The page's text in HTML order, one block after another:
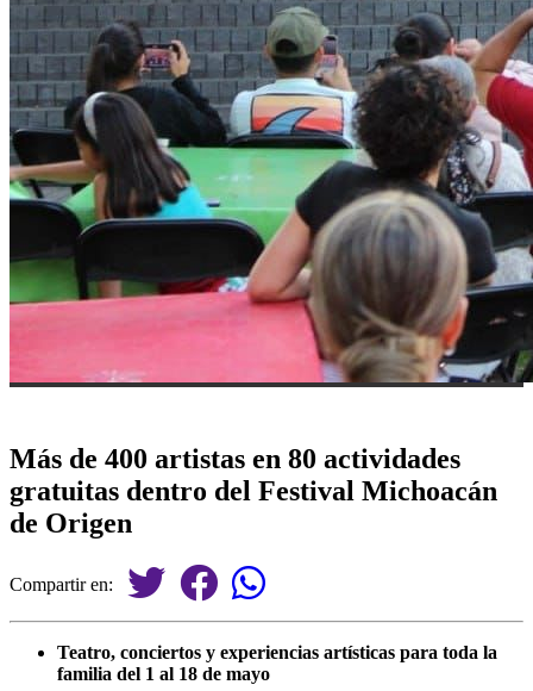
Más de 400 artistas en 80 actividades
gratuitas dentro del Festival Michoacán
de Origen
Compartir en:
Teatro, conciertos y experiencias artísticas para toda la
familia del 1 al 18 de mayo